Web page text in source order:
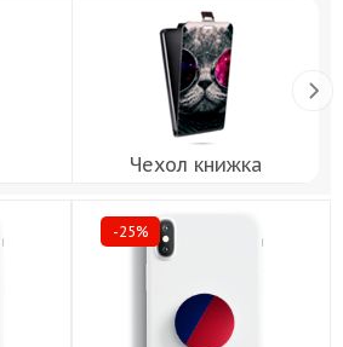
Чехол книжка
-25%